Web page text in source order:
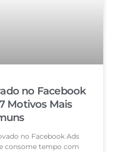
no Facebook
Motivos Mais
no Facebook Ads
consome tempo com